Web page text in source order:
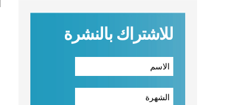
للاشتراك بالنشرة